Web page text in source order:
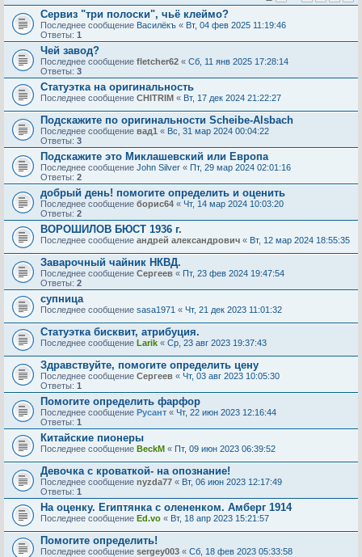
Сервиз "три полоски", чьё клеймо?
Последнее сообщение Василёкъ « Вт, 04 фев 2025 11:19:46
Ответы: 1
Чей завод?
Последнее сообщение fletcher62 « Сб, 11 янв 2025 17:28:14
Ответы: 3
Статуэтка на оригинальность
Последнее сообщение CHITRIM « Вт, 17 дек 2024 21:22:27
Подскажите по оригинальности Scheibe-Alsbach
Последнее сообщение вад1 « Вс, 31 мар 2024 00:04:22
Ответы: 3
Подскажите это Миклашевский или Европа
Последнее сообщение John Silver « Пт, 29 мар 2024 02:01:16
Ответы: 2
добрый день! помогите определить и оценить
Последнее сообщение борис64 « Чт, 14 мар 2024 10:03:20
Ответы: 2
ВОРОШИЛОВ БЮСТ 1936 г.
Последнее сообщение андрей александрович « Вт, 12 мар 2024 18:55:35
Заварочный чайник НКВД.
Последнее сообщение Сергеев « Пт, 23 фев 2024 19:47:54
Ответы: 2
супница
Последнее сообщение sasa1971 « Чт, 21 дек 2023 11:01:32
Статуэтка бисквит, атрибуция.
Последнее сообщение Larik « Ср, 23 авг 2023 19:37:43
Здравствуйте, помогите определить цену
Последнее сообщение Сергеев « Чт, 03 авг 2023 10:05:30
Ответы: 1
Помогите определить фарфор
Последнее сообщение Русант « Чт, 22 июн 2023 12:16:44
Ответы: 1
Китайские пионеры
Последнее сообщение BeckM « Пт, 09 июн 2023 06:39:52
Девочка с кроваткой- на опознание!
Последнее сообщение nyzda77 « Вт, 06 июн 2023 12:17:49
Ответы: 1
На оценку. Египтянка с олененком. Амберг 1914
Последнее сообщение Ed.vo « Вт, 18 апр 2023 15:21:57
Помогите определить!
Последнее сообщение sergey003 « Сб, 18 фев 2023 05:33:58